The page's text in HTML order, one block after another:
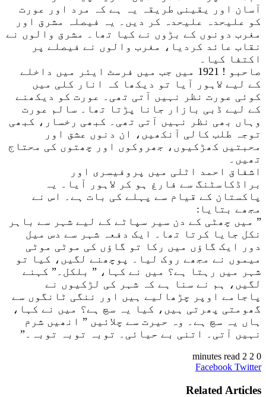
آسان اور یقینی طریقہ یہ ہے کہ مرد اور عورت
کو علیحدہ علیحدہ کر دیں۔ یہ فیصلہ مشرق اور
مغرب دونوں کے بڑوں نے کیا تھا۔ مشرق والوں نے
نقاب عائد کردیا، مغرب والوں نے فیصلے پر
اکتفا کیا۔
صاحبو ! 1921 میں جب میں فرسٹ ایئر میں داخلے
کے لیے لاہور آیا تو دیکھا کہ انار کلی میں
کوئی عورت نظر نہیں آتی تھی۔ عورت کو دیکھنے
کے لیے ڈبی بازار جانا پڑتا تھا۔ سالم عورت
وہاں بھی نظر نہیں آتی تھی۔ کبھی رخسار، کبھی
توجہ طلب کالی آنکھیں، ان دنوں عشق اور
محبتیں کھڑکیوں، جھروکوں اور چھتوں کی محتاج
تھیں۔
اشفاق احمد اٹلی میں پروفیسری اور
براڈکاسٹنگ سے فارغ ہو کر لاہور آیا۔ یہ
پاکستان کے قیام سے پہلے کی بات ہے۔ اس نے
مجھے بتایا:
” میں چھٹی کے دن سیر سپاٹے کے لیے شہر سے باہر
نکل جایا کرتا تھا۔ ایک دفعہ شہر سے دس میل
دور ایک گاؤں میں رکا تو گاؤں کی موٹی موٹی
میموں نے مجھے روک لیا۔ پوچھنے لگیں، کیا تو
شہر میں رہتا ہے؟ میں نے کہا، ” بلکل۔” کہنے
لگیں، ہم نے سنا ہے کہ شہر کی لڑکیوں نے
پاجامے اوپر چڑھالیے ہیں اور ننگی ٹانگوں سے
گھومتی پھرتی ہیں، کیا یہ سچ ہے؟ میں نے کہا،
ہاں یہ سچ ہے۔ وہ حیرت سے چلائیں ” انھیں شرم
نہیں آتی۔ اتنی بے حیائی۔ توبہ توبہ توبہ۔”
0
2 minutes read
Facebook Twitter
LinkedIn
Tumblr
Pinterest
Reddit
VKontakte
Share
Email
Print
Related Articles